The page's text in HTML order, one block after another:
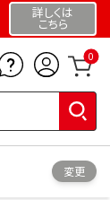
詳しくは
こちら
0
変更